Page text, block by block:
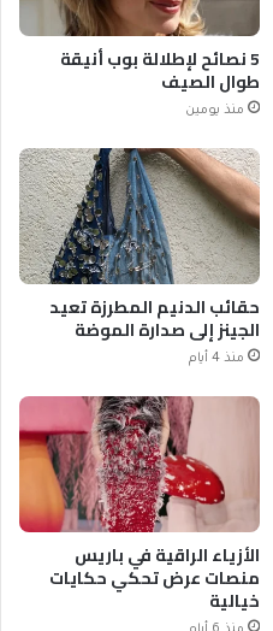
5 نصائح لإطلالة بوب أنيقة
طوال الصيف
منذ يومين
حقائب الدنيم المطرزة تعيد
الجينز إلى صدارة الموضة
منذ 4 أيام
الأزياء الراقية في باريس
منصات عرض تحكي حكايات
خيالية